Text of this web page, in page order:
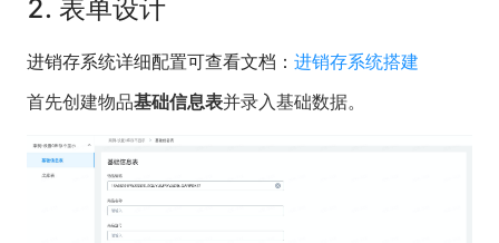
2. 表单设计
进销存系统详细配置可查看文档： 进销存系统搭建
首先创建物品基础信息表并录入基础数据。